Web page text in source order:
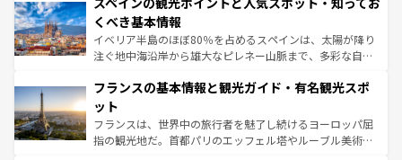
ろん、トスカーナの美しい田園風景やアマルフィ海岸の絶
景など、自然景観も見逃せない。観光の合間には、本場の
ピザやパスタなど、絶品のイタリア料理を堪能することも
できる。朝目覚めてから夜眠るまで、すべての瞬間を楽し
なお、新着のイタリア情報はコンテンツ一覧を参照してほ
しい。
くべき基本情報
イベリア半島のほぼ80％を占めるスペインは、太陽が降り
注ぐ地中海沿岸から雄大なピレネー山脈まで、多彩な自然
文化が根付くこの国では、情熱的なフラメンコ、熱気あふ
れる闘牛、そして美味しいタパスが生活の一部となってい
る。首都マドリードの洗練された雰囲気や、バルセロナの
アートに溢れた街角から、地方では古代ローマ遺跡や中世
フランスの基本情報と観光ガイド・有名観光スポ
ット
フランスは、世界中の旅行者を魅了し続けるヨーロッパ屈
指の観光地だ。首都パリのエッフェル塔やルーブル美術館